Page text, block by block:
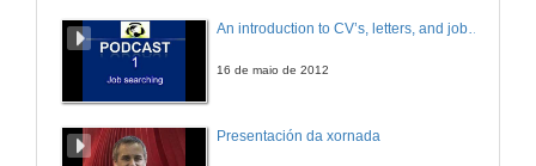
O Coro da Universidade de Vigo interpreta o Gaudeamus Igitur
Peche do acto
An introduction to CV’s, letters, and job searching
16 de maio de 2012
Presentación da xornada